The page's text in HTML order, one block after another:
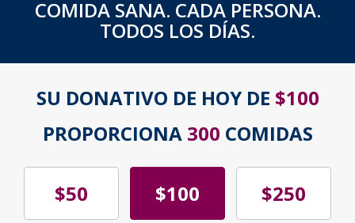
COMIDA SANA. CADA PERSONA.
TODOS LOS DÍAS.
SU DONATIVO DE HOY DE $100
PROPORCIONA 300 COMIDAS
$50 $100 $250